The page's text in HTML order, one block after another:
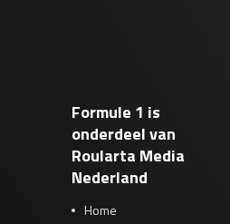
Formule 1 is
onderdeel van
Roularta Media
Nederland
Home